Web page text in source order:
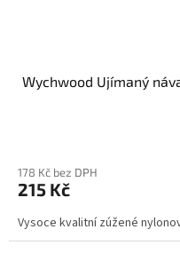
Wychwood Ujímaný
178 Kč bez DPH
215 Kč
Vysoce kvalitní zúžené